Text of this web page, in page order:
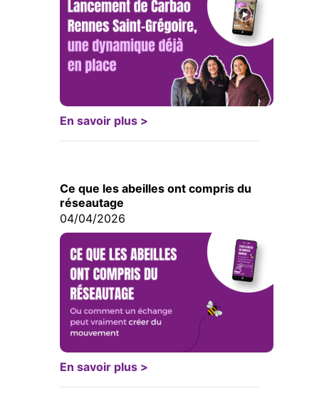
En savoir plus >
Ce que les abeilles ont compris du
réseautage
04/04/2026
En savoir plus >